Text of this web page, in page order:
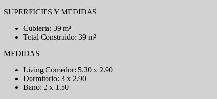
SUPERFICIES Y MEDIDAS
Cubierta: 39 m²
Total Construido: 39 m²
MEDIDAS
Living Comedor: 5.30 x 2.90
Dormitorio: 3 x 2.90
Baño: 2 x 1.50